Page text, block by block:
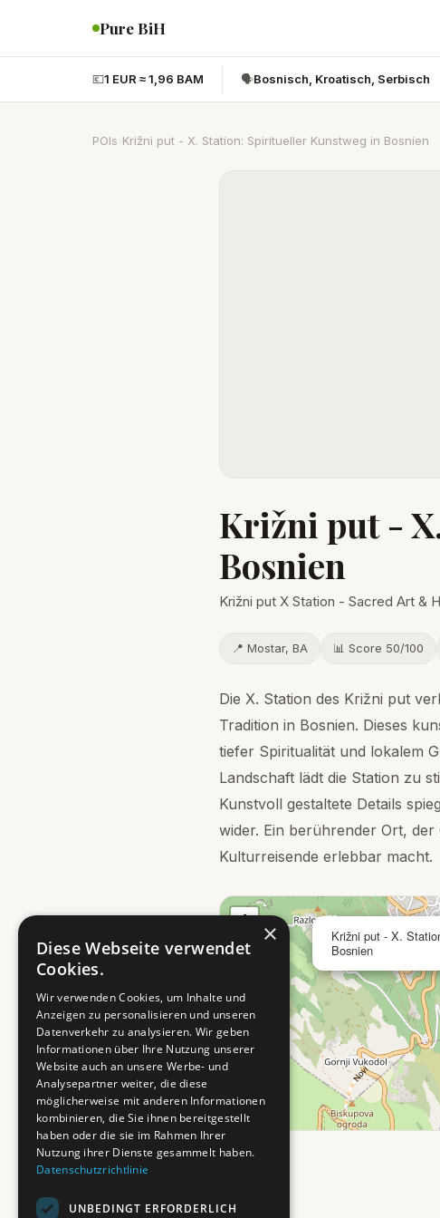
Pure BiH
💶1 EUR ≈ 1,96 BAM 🗣️Bosnisch, Kroatisch, Serbisch
POIs Križni put - X. Station: Spiritueller Kunstweg in Bosnien
Križni put -
Bosnien
Križni put X Station - Sacred Art &
📍 Mostar, BA 📊 Score 50/100
Die X. Station des Križni put
Tradition in Bosnien. Dieses
tiefer Spiritualität und lokalem
Landschaft lädt die Station zu
Kunstvoll gestaltete Details
wider. Ein berührender Ort,
Kulturreisende erlebbar macht.
Križni put - X.
Bosnien
+
− ×
Diese Webseite verwendet
Cookies.
Wir verwenden Cookies, um Inhalte und
Anzeigen zu personalisieren und unseren
Datenverkehr zu analysieren. Wir geben
Informationen über Ihre Nutzung unserer
Website auch an unsere Werbe- und
Analysepartner weiter, die diese
möglicherweise mit anderen Informationen
kombinieren, die Sie ihnen bereitgestellt
haben oder die sie im Rahmen Ihrer
Nutzung ihrer Dienste gesammelt haben.
Datenschutzrichtlinie
UNBEDINGT ERFORDERLICH